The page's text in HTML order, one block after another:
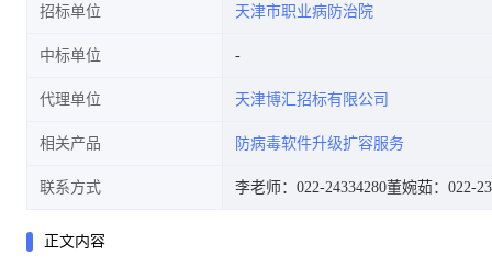
招标单位 天津市职业病防治院
中标单位
代理单位 天津博汇招标有限公司
相关产品 防病毒软件升级扩容服务
联系方式 李老师：022-24334280董婉茹：022-
正文内容